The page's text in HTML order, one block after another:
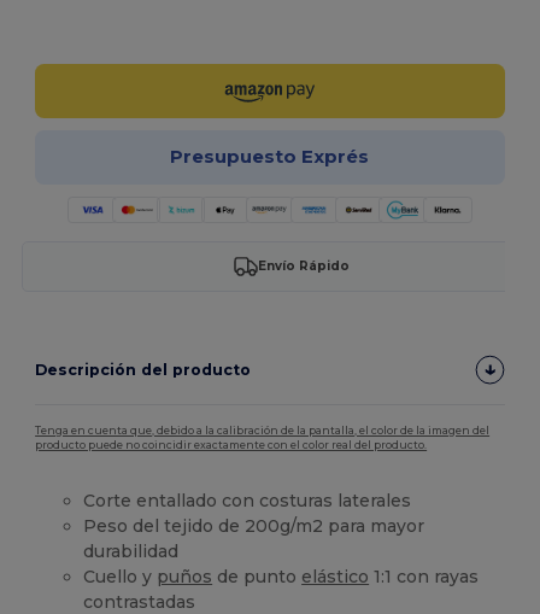
Presupuesto Exprés
Envío Rápido
Descripción del producto
Tenga en cuenta que, debido a la calibración de la pantalla, el color de la imagen del
producto puede no coincidir exactamente con el color real del producto.
Corte entallado con costuras laterales
Peso del tejido de 200g/m2 para mayor
durabilidad
Cuello y puños de punto elástico 1:1 con rayas
contrastadas